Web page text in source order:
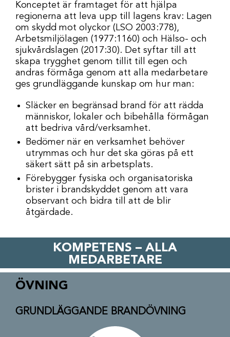
Konceptet är framtaget för att hjälpa
regionerna att leva upp till lagens krav: Lagen
om skydd mot olyckor (LSO 2003:778),
Arbetsmiljölagen (1977:1160) och Hälso- och
sjukvårdslagen (2017:30). Det syftar till att
skapa trygghet genom tillit till egen och
andras förmåga genom att alla medarbetare
ges grundläggande kunskap om hur man:
Släcker en begränsad brand för att rädda
människor, lokaler och bibehålla förmågan
att bedriva vård/verksamhet.
Bedömer när en verksamhet behöver
utrymmas och hur det ska göras på ett
säkert sätt på sin arbetsplats.
Förebygger fysiska och organisatoriska
brister i brandskyddet genom att vara
observant och bidra till att de blir
åtgärdade.
KOMPETENS – ALLA
MEDARBETARE
ÖVNING
GRUNDLÄGGANDE BRANDÖVNING